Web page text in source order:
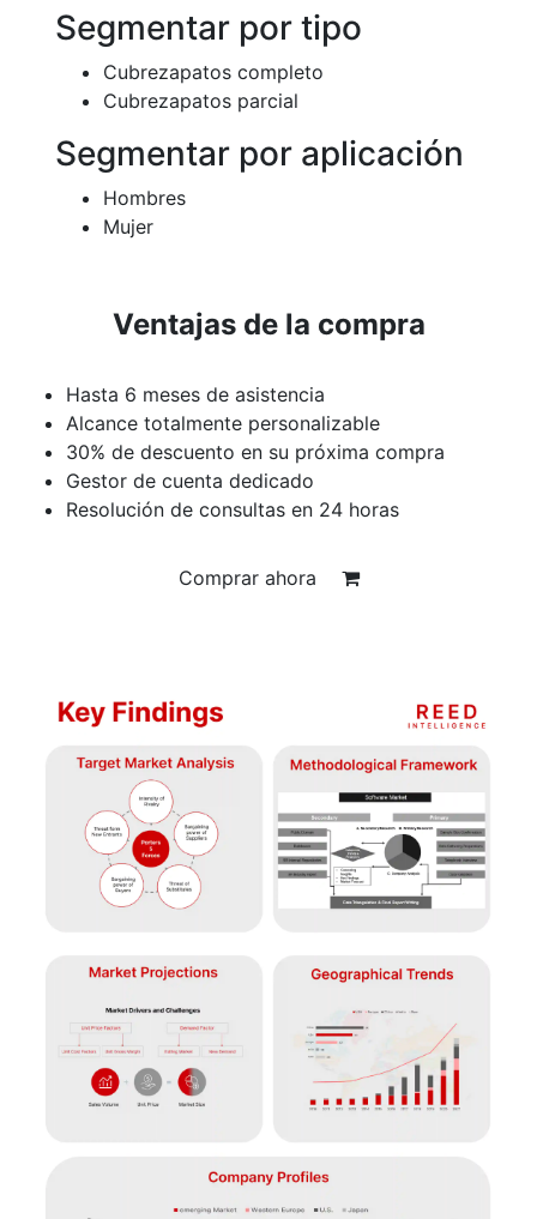
Segmentar por tipo
Cubrezapatos completo
Cubrezapatos parcial
Segmentar por aplicación
Hombres
Mujer
Ventajas de la compra
Hasta 6 meses de asistencia
Alcance totalmente personalizable
30% de descuento en su próxima compra
Gestor de cuenta dedicado
Resolución de consultas en 24 horas
Comprar ahora